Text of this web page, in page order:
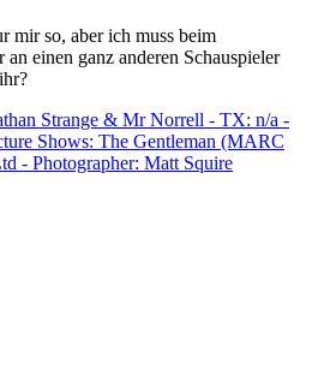
mir so, aber ich muss beim
an einen ganz anderen Schauspieler